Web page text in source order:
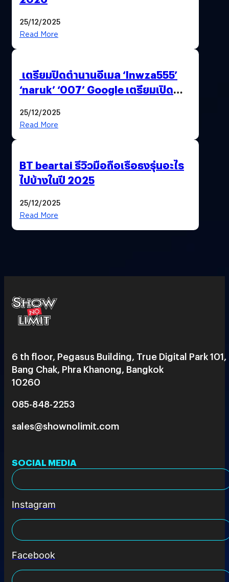
25/12/2025
Read More
เตรียมปิดตำนานอีเมล ‘lnwza555’
‘naruk’ ‘007’ Google เตรียมเปิด
25/12/2025
Read More
BT beartai รีวิวมือถือเรือธงรุ่นอะไร
ไปบ้างในปี 2025
25/12/2025
Read More
6 th floor, Pegasus Building, True Digital Park 101,
Bang Chak, Phra Khanong, Bangkok
10260
085-848-2253
sales@shownolimit.com
SOCIAL MEDIA
Instagram
Facebook